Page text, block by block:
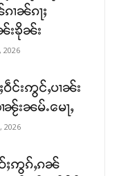
ၢၼ်ၵႃႈ
းၶိုၼ်း
2026
င်းဢွင်ႇပၢၼ်း
ၼမ်ႉမေႃႇ
2026
ႈဢွၵ်ႇၵၼ်